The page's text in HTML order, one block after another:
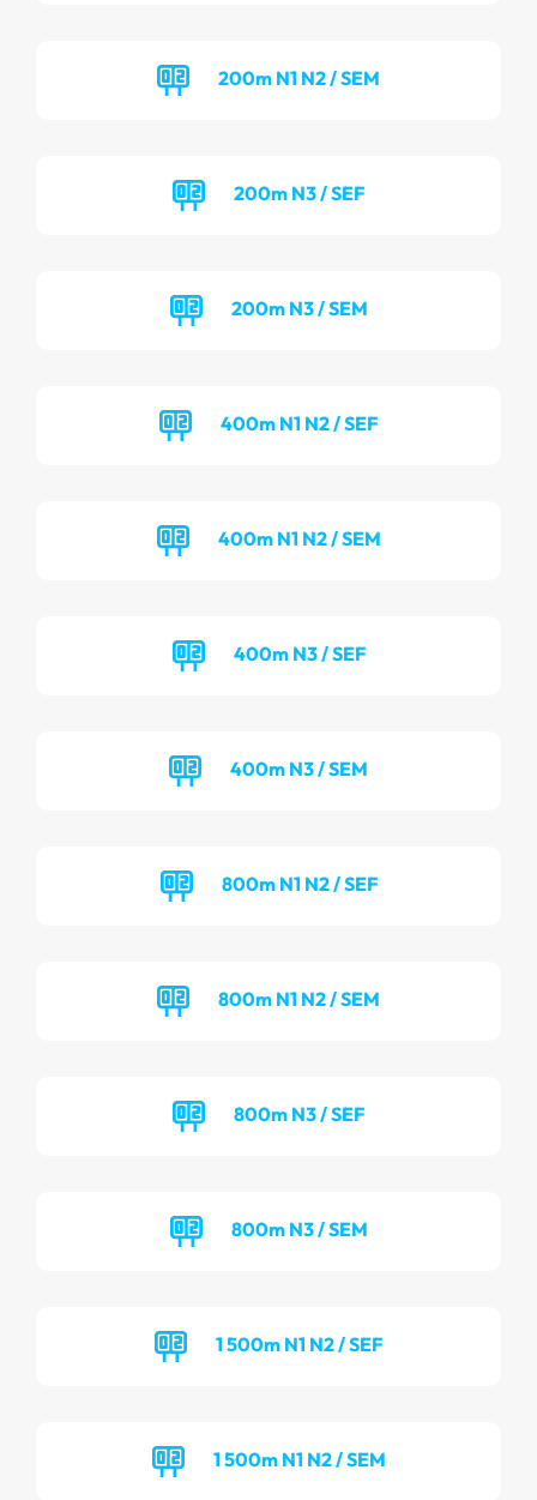
200m N1 N2 / SEM
200m N3 / SEF
200m N3 / SEM
400m N1 N2 / SEF
400m N1 N2 / SEM
400m N3 / SEF
400m N3 / SEM
800m N1 N2 / SEF
800m N1 N2 / SEM
800m N3 / SEF
800m N3 / SEM
1 500m N1 N2 / SEF
1 500m N1 N2 / SEM